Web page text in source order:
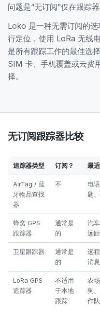
问题是“无订阅”仅在跟踪
Loko 是一种无需订阅的
行定位，使用 LoRa 无线
是所有跟踪工作的最佳选
SIM 卡、手机覆盖或云费
择。
无订阅跟踪器比较
追踪器类型 订阅？ 最
AirTag / 蓝
牙物品查找
器
不
电
匙
蜂窝 GPS
跟踪器
通常是
的
汽
远
卫星跟踪器
通常是
的
远
消
LoRa GPS
追踪器
不适用
于本地
跟踪
农
狗
作队